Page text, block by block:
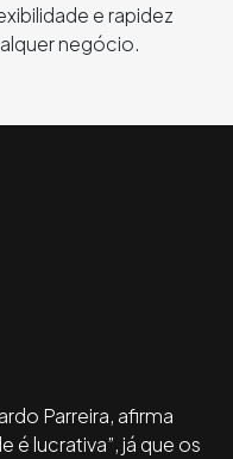
e rapidez
negócio.
Parreira, afirma
é lucrativa”, já que os